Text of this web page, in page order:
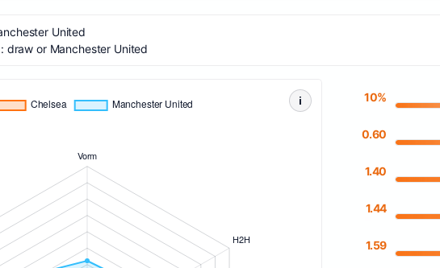
United
draw or Manchester United
i 10%
0.60
1.40
1.44
1.59